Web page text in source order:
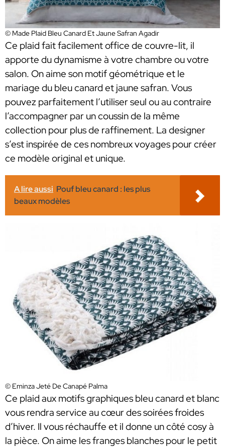
© Made Plaid Bleu Canard Et Jaune Safran Agadir
Ce plaid fait facilement office de couvre-lit, il
apporte du dynamisme à votre chambre ou votre
salon. On aime son motif géométrique et le
mariage du bleu canard et jaune safran. Vous
pouvez parfaitement l’utiliser seul ou au contraire
l’accompagner par un coussin de la même
collection pour plus de raffinement. La designer
s’est inspirée de ces nombreux voyages pour créer
ce modèle original et unique.
A lire aussi Pouf bleu canard : les plus
beaux modèles
© Eminza Jeté De Canapé Palma
Ce plaid aux motifs graphiques bleu canard et blanc
vous rendra service au cœur des soirées froides
d’hiver. Il vous réchauffe et il donne un côté cosy à
la pièce. On aime les franges blanches pour le petit